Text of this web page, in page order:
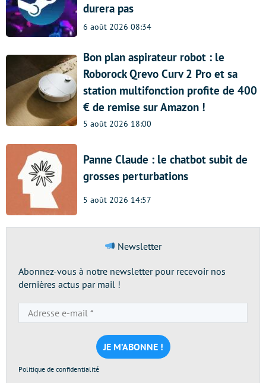
durera pas
6 août 2026 08:34
Bon plan aspirateur robot : le
Roborock Qrevo Curv 2 Pro et sa
station multifonction profite de 400
€ de remise sur Amazon !
5 août 2026 18:00
Panne Claude : le chatbot subit de
grosses perturbations
5 août 2026 14:57
Newsletter
Abonnez-vous à notre newsletter pour recevoir nos
dernières actus par mail !
e-
mail
*
Politique de confidentialité